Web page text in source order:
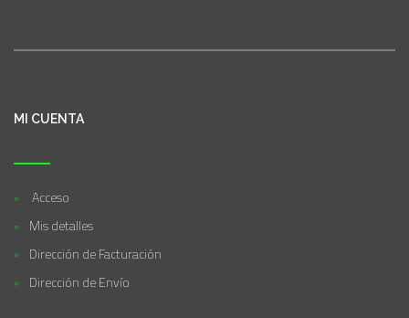
MI CUENTA
Acceso
Mis detalles
Dirección de Facturación
Dirección de Envío